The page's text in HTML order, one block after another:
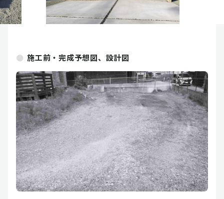
施工前・完成予想図、設計図